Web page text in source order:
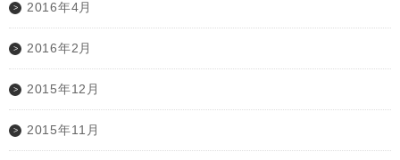
2016年4月
2016年2月
2015年12月
2015年11月